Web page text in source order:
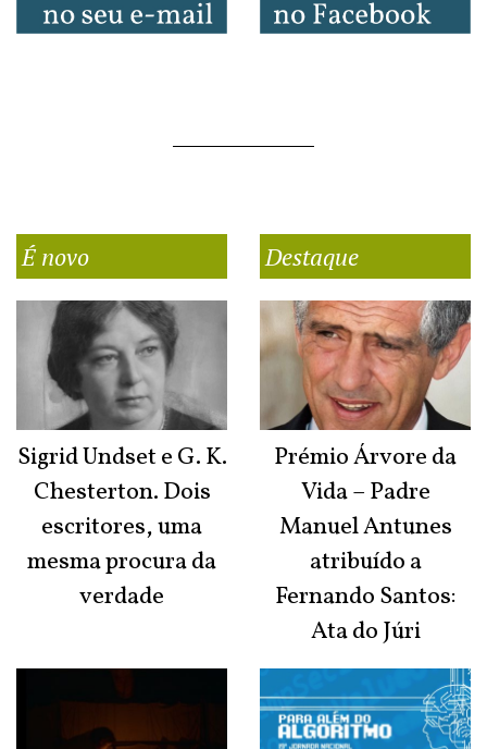
É novo
Sigrid Undset e G. K.
Chesterton. Dois
escritores, uma
mesma procura da
verdade
Destaque
Prémio Árvore da
Vida – Padre
Manuel Antunes
atribuído a
Fernando Santos:
Ata do Júri